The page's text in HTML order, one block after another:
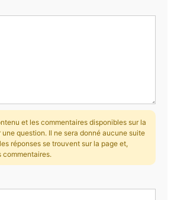
et les commentaires disponibles sur la
question. Il ne sera donné aucune suite
réponses se trouvent sur la page et,
commentaires.